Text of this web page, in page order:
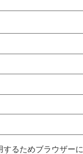
するためブラウザー